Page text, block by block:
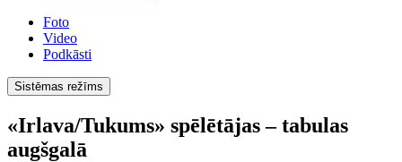
Foto
Video
Podkāsti
Sistēmas režīms
«Irlava/Tukums» spēlētājas – tabulas
augšgalā